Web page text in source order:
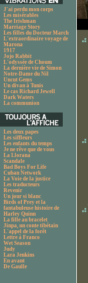
J'ai perdu mon corps
Les misérables
The Irishman
Marriage Story
Les filles du Docteur March
L'extraordinaire voyage de
Marona
1917
Jojo Rabbit
L'odyssée de Choum
La dernière vie de Simon
Notre-Dame du Nil
Uncut Gems
Un divan à Tunis
Le cas Richard Jewell
Dark Waters
La communion
Les deux papes
Les siffleurs
Les enfants du temps
Je ne rêve que de vous
La Llorana
Scandale
Bad Boys For Life
Cuban Network
La Voie de la justice
Les traducteurs
Revenir
Un jour si blanc
Birds of Prey et la
fantabuleuse histoire de
Harley Quinn
La fille au bracelet
Jinpa, un conte tibétain
L'appel de la forêt
Lettre à Franco
Wet Season
Judy
Lara Jenkins
En avant
De Gaulle